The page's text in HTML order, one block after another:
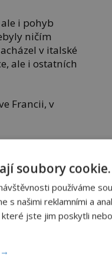
i pohyb
ničím
v italské
ale i ostatních
Francii, v
astronom a
Tento
Václava IV.a
geocentrického
soubory cookie.
používáme
s našimi reklamními a
jste jim poskytli